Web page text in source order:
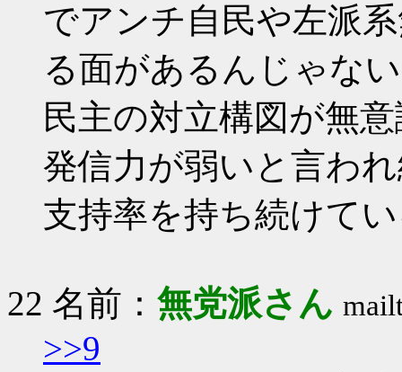
でアンチ自民や左派
る面があるんじゃな
民主の対立構図が無
発信力が弱いと言わ
支持率を持ち続けて
22 名前： 無党派さん
>>9